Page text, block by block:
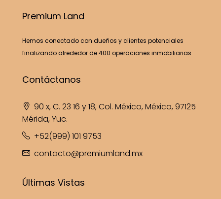
Premium Land
Hemos conectado con dueños y clientes potenciales
finalizando alrededor de 400 operaciones inmobiliarias
Contáctanos
90 x, C. 23 16 y 18, Col. México, México, 97125
Mérida, Yuc.
+52(999) 101 9753
contacto@premiumland.mx
Últimas Vistas